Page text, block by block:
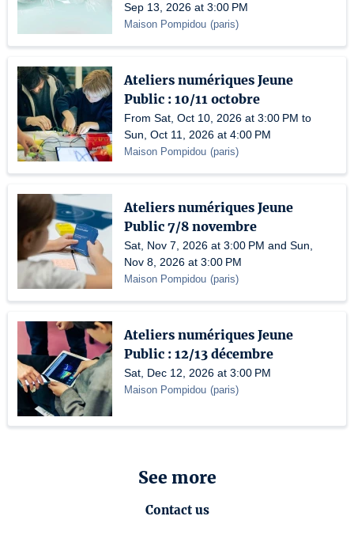
Sep 13, 2026 at 3:00 PM
Maison Pompidou (paris)
Ateliers numériques Jeune
Public : 10/11 octobre
From Sat, Oct 10, 2026 at 3:00 PM to
Sun, Oct 11, 2026 at 4:00 PM
Maison Pompidou (paris)
Ateliers numériques Jeune
Public 7/8 novembre
Sat, Nov 7, 2026 at 3:00 PM and Sun,
Nov 8, 2026 at 3:00 PM
Maison Pompidou (paris)
Ateliers numériques Jeune
Public : 12/13 décembre
Sat, Dec 12, 2026 at 3:00 PM
Maison Pompidou (paris)
See more
Contact us